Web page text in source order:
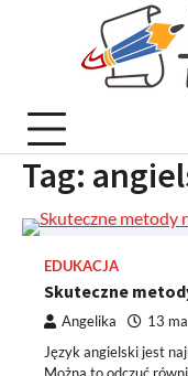
Tag:
EDUKACJA
Skuteczne
Angelika 13
Język angielski jest